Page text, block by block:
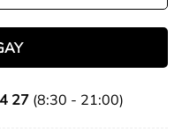
27(8:30 - 21:00)